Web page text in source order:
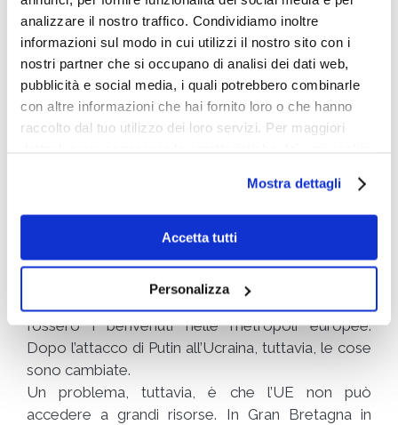
analizzare il nostro traffico. Condividiamo inoltre
informazioni sul modo in cui utilizzi il nostro sito con i
nostri partner che si occupano di analisi dei dati web,
pubblicità e social media, i quali potrebbero combinarle
con altre informazioni che hai fornito loro o che hanno
raccolto dal tuo utilizzo dei loro servizi. Per maggiori
Mostra dettagli
Accetta tutti
Personalizza
naturali sono stati sempre più raggiunti negli ultimi
Questo è molto meno comune in Russia, anche se
nel 2021 Tatyana Bakalchuk, un’ex insegnante di 44
anni che ha fondato il rivenditore di abbigliamento
online Wildberries, è diventata la donna più ricca
Cosa protrebbe accadere alle
ricchezze degli oligarchi?
Finora, gli oligarchi russi hanno potuto fare
fossero i benvenuti nelle metropoli europee.
Dopo l’attacco di Putin all’Ucraina, tuttavia, le cose
sono cambiate.
Un problema, tuttavia, è che l’UE non può
accedere a grandi risorse. In Gran Bretagna in